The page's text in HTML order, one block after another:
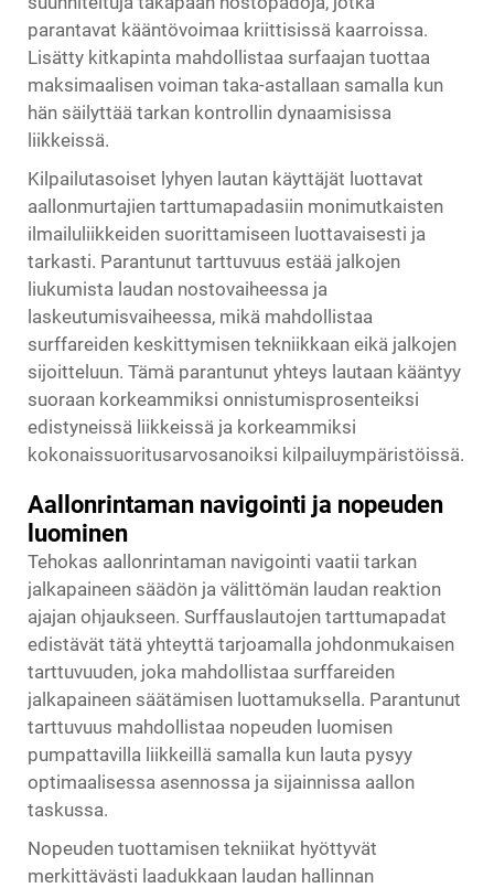
parantavat kääntövoimaa kriittisissä kaarroissa.
Lisätty kitkapinta mahdollistaa surfaajan tuottaa
maksimaalisen voiman taka-astallaan samalla kun
hän säilyttää tarkan kontrollin dynaamisissa
liikkeissä.
Kilpailutasoiset lyhyen lautan käyttäjät luottavat
aallonmurtajien tarttumapadasiin monimutkaisten
ilmailuliikkeiden suorittamiseen luottavaisesti ja
tarkasti. Parantunut tarttuvuus estää jalkojen
liukumista laudan nostovaiheessa ja
laskeutumisvaiheessa, mikä mahdollistaa
surffareiden keskittymisen tekniikkaan eikä jalkojen
sijoitteluun. Tämä parantunut yhteys lautaan kääntyy
suoraan korkeammiksi onnistumisprosenteiksi
edistyneissä liikkeissä ja korkeammiksi
kokonaissuoritusarvosanoiksi kilpailuympäristöissä.
Aallonrintaman navigointi ja nopeuden
luominen
Tehokas aallonrintaman navigointi vaatii tarkan
jalkapaineen säädön ja välittömän laudan reaktion
ajajan ohjaukseen. Surffauslautojen tarttumapadat
edistävät tätä yhteyttä tarjoamalla johdonmukaisen
tarttuvuuden, joka mahdollistaa surffareiden
jalkapaineen säätämisen luottamuksella. Parantunut
tarttuvuus mahdollistaa nopeuden luomisen
pumpattavilla liikkeillä samalla kun lauta pysyy
optimaalisessa asennossa ja sijainnissa aallon
taskussa.
Nopeuden tuottamisen tekniikat hyöttyvät
merkittävästi laadukkaan laudan hallinnan